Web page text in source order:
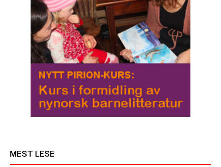
MEST LESE